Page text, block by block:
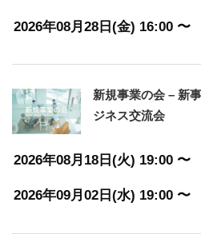
2026年08月28日(金) 16:00 〜
新規事業の会 – 新
ジネス交流会
2026年08月18日(火) 19:00 〜
2026年09月02日(水) 19:00 〜